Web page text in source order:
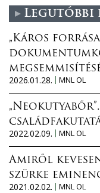
Legutóbbi
„Káros
2026.01.28.
MNL OL
2022.02.09.
MNL OL
Amiről
szürke
2021.02.02.
MNL OL